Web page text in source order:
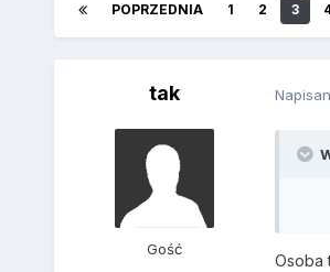
POPRZEDNIA 1 2 3
tak
Gość
Osoba